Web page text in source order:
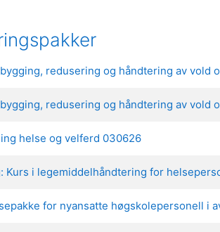
redusering og håndtering av vold
redusering og håndtering av vold
helse og velferd 030626
Kurs i legemiddelhåndtering for
for nyansatte høgskolepersonell i